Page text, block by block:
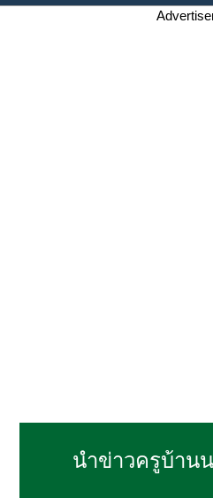
นำข่าวครูบ้าน